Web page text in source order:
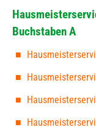
Buchstaben A